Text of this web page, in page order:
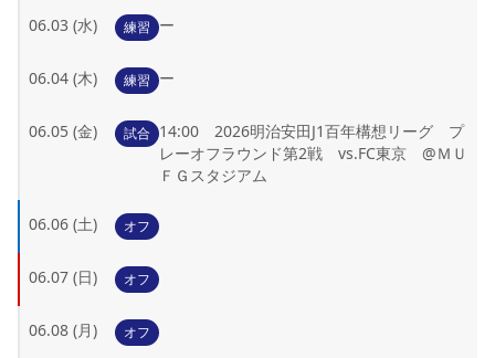
YANMAR HANASAKA STADIUM
DAZNで観戦
アウェイツアー
よくある質問
よくある質問
パートナー企業募集中
セレッソアイデアちょうだいな
Lise（ライセンスビジネス）
サステナビリティポリシー SDGsのゴール インパクトレポート
SPORT POSITIVE LEAGUES 取り組み実績
スポーツクラブ
関連団体/施設
長居公園 セレッソフットサルパーク
セレッソスポーツパーク舞洲
SAKURA SOCIO SAKURA POINT Program
まいセレチケット 会員規定
チーム グッズ
パートナー
アカデミー
06.03 (水) 練習 ー
06.04 (木) 練習 ー
06.05 (金) 試合 14:00 2026明治安田J1百年構想リーグ プ
レーオフラウンド第2戦 vs.FC東京 @ＭＵ
ＦＧスタジアム
06.06 (土) オフ
06.07 (日) オフ
06.08 (月) オフ